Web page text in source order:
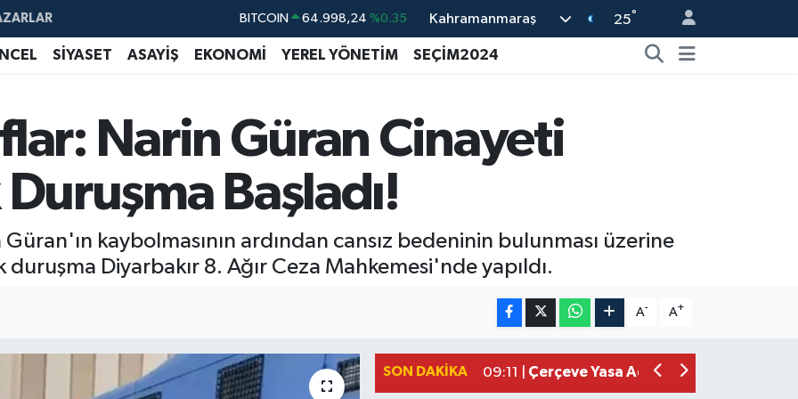
BITCOIN 64.998,24 %0.35
DOLAR 47,7436 %0.18
GRAM ALTIN 6660.55 %0.03
Kahramanmaraş 25°
SİYASET ASAYİŞ EKONOMİ YEREL YÖNETİM SEÇİM2024
Narin Güran Cinayeti
Duruşma Başladı!
kaybolmasının ardından cansız bedeninin bulunması üzerine
duruşma Diyarbakır 8. Ağır Ceza Mahkemesi'nde yapıldı.
A- A+
SON DAKIKA
17:19 |Kahramanmaraşlı İşçi Adana'daki
15:00 |Kahramanmaraş'ta Kayıp Çocuk
12:28 |Kahramanmaraş'ta Zakkum Rüzgârı!
09:11 | Çerçeve Yasa Adalet
Kahramanmaraş'taki Okul Saldırısı